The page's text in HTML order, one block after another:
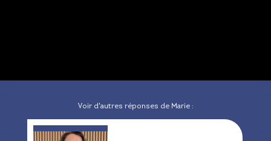
Voir d'autres réponses de Marie :